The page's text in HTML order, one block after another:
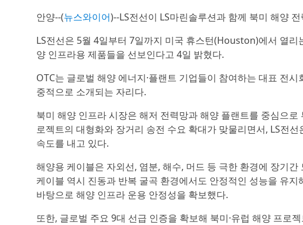
안양--(뉴스와이어)--LS전선이 LS마린솔루션과 함께 북미 해양
LS전선은 5월 4일부터 7일까지 미국 휴스턴(Houston)에서 열
양 인프라용 제품들을 선보인다고 4일 밝혔다.
OTC는 글로벌 해양 에너지·플랜트 기업들이 참여하는 대표 전
중적으로 소개되는 자리다.
북미 해양 인프라 시장은 해저 전력망과 해양 플랜트를 중심으
로젝트의 대형화와 장거리 송전 수요 확대가 맞물리면서, LS전
속도를 내고 있다.
해양용 케이블은 자외선, 염분, 해수, 머드 등 극한 환경에 장기
케이블 역시 진동과 반복 굴곡 환경에서도 안정적인 성능을 유
바탕으로 해양 인프라 운용 안정성을 확보했다.
또한, 글로벌 주요 9대 선급 인증을 확보해 북미·유럽 해양 프로